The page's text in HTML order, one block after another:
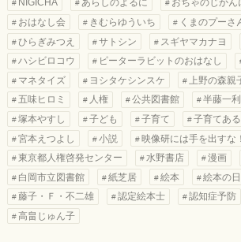
NIGICHA あらしのよるに
おちゃのじかん
おはなし会
きむらゆういち くまのプーさ
ひらぎみつえ
サトシン スギヤマカナヨ
ハシビロコウ
ピーターラビットのおはなし
マネタイズ
ヨシタケシンスケ
上野の森
五味ヒロミ
人権 公共図書館 半藤一利
塚本やすし
子ども 子育て
子育てあ
宮本えつよし
小説
映像研には手を出すな！
東京都人権啓発センター
水野書店 漫画
白岡市立図書館
紙芝居 絵本 絵本の日
藤子・Ｆ・不二雄
認定絵本士 認知症予防
高畠じゅん子